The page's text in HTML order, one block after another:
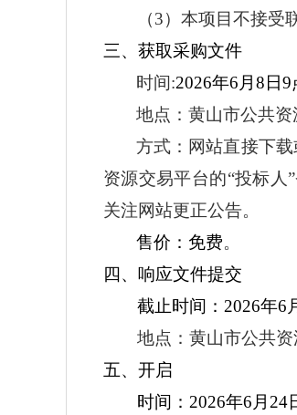
（3）本项目不接受
三、获取采购文件
时间:2026年6 月 8 日
地点：黄山市公共
方式：网站直接下
资源交易平台的“投标
关注网站更正公告。
售价： 免费。
四、响应文件提交
截止时间： 2026年6
地点：黄山市公共
五、开启
时间： 2026年6 月 24